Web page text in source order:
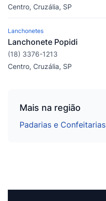
Centro, Cruzália, SP
Lanchonetes
Lanchonete Popidi
(18) 3376-1213
Centro, Cruzália, SP
Mais na região
Padarias e Confeitarias